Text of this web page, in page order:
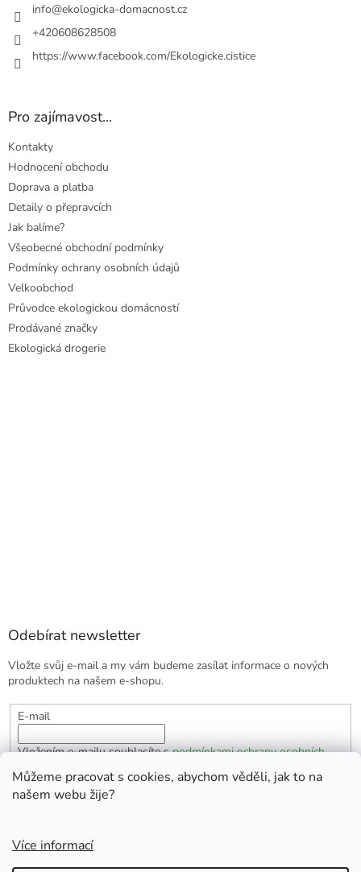
Můžeme pracovat s cookies, abychom věděli, jak to na
našem webu žije?
Více informací
info@ekologicka-domacnost.cz
+420608628508
https://www.facebook.com/Ekologicke.cistice
Pro zajímavost...
Kontakty
Hodnocení obchodu
Doprava a platba
Detaily o přepravcích
Jak balíme?
Všeobecné obchodní podmínky
Podmínky ochrany osobních údajů
Velkoobchod
Průvodce ekologickou domácností
Prodávané značky
Ekologická drogerie
Odebírat newsletter
Vložte svůj e-mail a my vám budeme zasílat informace o nových
produktech na našem e-shopu.
E-mail
Vložením e-mailu souhlasíte spodmínkami ochrany osobních
PŘIHLÁSIT SE